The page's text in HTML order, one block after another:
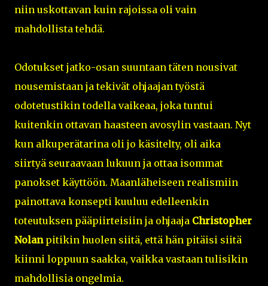
niin uskottavan kuin rajoissa oli vain
mahdollista tehdä.
Odotukset jatko-osan suuntaan täten nousivat
nousemistaan ja tekivät ohjaajan työstä
odotetustikin todella vaikeaa, joka tuntui
kuitenkin ottavan haasteen avosylin vastaan. Nyt
kun alkuperätarina oli jo käsitelty, oli aika
siirtyä seuraavaan lukuun ja ottaa isommat
panokset käyttöön. Maanläheiseen realismiin
painottava konsepti kuuluu edelleenkin
toteutuksen pääpiirteisiin ja ohjaaja Christopher
Nolanpitikin huolen siitä, että hän pitäisi siitä
kiinni loppuun saakka, vaikka vastaan tulisikin
mahdollisia ongelmia.